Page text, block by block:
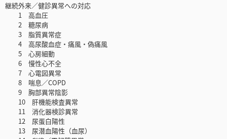
継続外来／健診異常への対応
1 高血圧
2 糖尿病
3 脂質異常症
4 高尿酸血症・痛風・偽痛風
5 心房細動
6 慢性心不全
7 心電図異常
8 喘息／COPD
9 胸部異常陰影
10 肝機能検査異常
11 消化器検診異常
12 尿蛋白陽性
13 尿潜血陽性（血尿）